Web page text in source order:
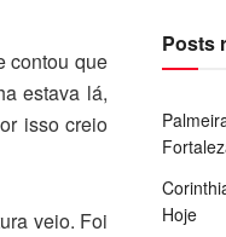
contou que
estava lá,
isso creio
veio. Foi
Posts
Hoje